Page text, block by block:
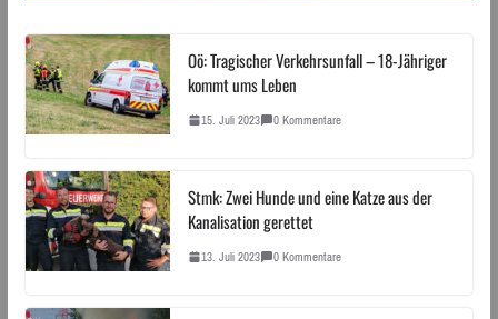
Oö: Tragischer Verkehrsunfall – 18-Jähriger
kommt ums Leben
15. Juli 2023 0 Kommentare
Stmk: Zwei Hunde und eine Katze aus der
Kanalisation gerettet
13. Juli 2023 0 Kommentare